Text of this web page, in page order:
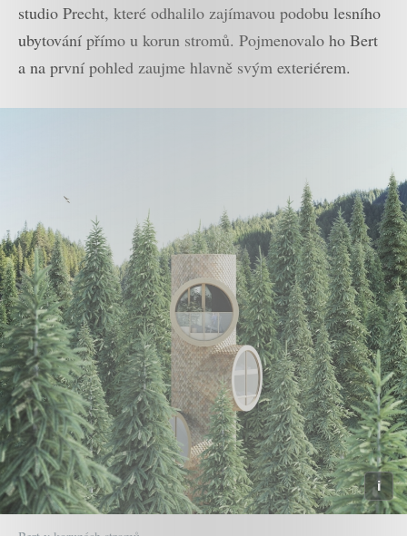
studio Precht, které odhalilo zajímavou podobu lesního
ubytování přímo u korun stromů. Pojmenovalo ho Bert
a na první pohled zaujme hlavně svým exteriérem.